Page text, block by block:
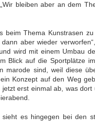
bleiben aber an dem
beim Thema Kunstrasen
aber wieder
wird mit einem Umbau
Blick auf die Sportplätze
marode sind, weil diese
Konzept auf den Weg
jetzt erst einmal ab, was
es hingegen bei den